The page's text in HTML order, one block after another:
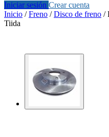
Iniciar sesión Crear cuenta
Inicio /Freno /Disco de freno /
Tiida